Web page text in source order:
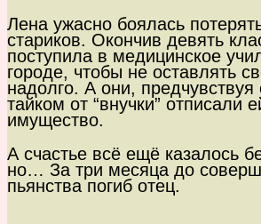
Лена ужасно боялась
стариков. Окончив девять
поступила в медицинское
городе, чтобы не оставлять
надолго. А они, предчувствуя
тайком от “внучки” отписали
имущество.
А счастье всё ещё казалось
но… За три месяца до
пьянства погиб отец.